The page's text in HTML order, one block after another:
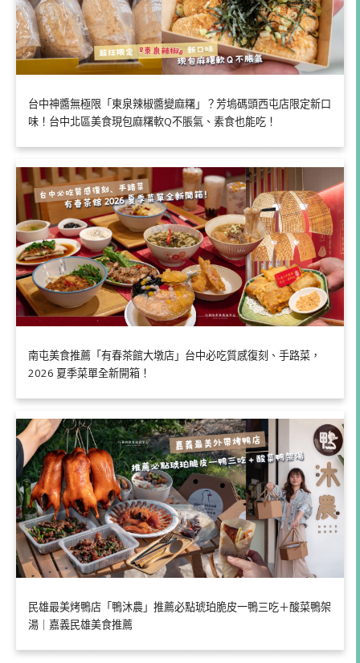
台中神醬無極限「東泉辣椒醬變麻糬」？芳塢碼頭西屯店限定新口
味！台中北區美食現包麻糬軟Q不脹氣、素食也能吃！
南屯美食推薦「有春茶館大墩店」台中必吃質感復刻、手路菜，
2026 夏季菜單全新開箱！
民雄最美烤鴨店「鴨沐農」推薦必點琥珀脆皮一鴨三吃＋酸菜鴨架
湯｜嘉義民雄美食推薦